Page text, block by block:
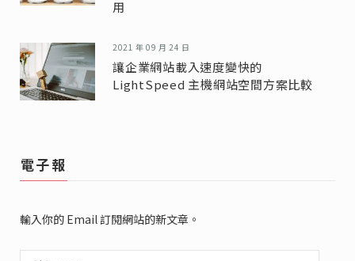
用
2021 年 09 月 24 日
讓企業網站載入速度變快的
LightSpeed 主機網站空間方案比較
電子報
輸入你的 Email 訂閱網站的新文章。